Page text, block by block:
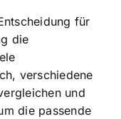
für
die
verschiedene
und
die passende